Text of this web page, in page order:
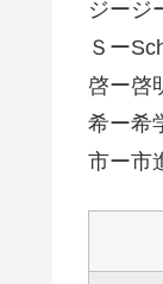
ジージ
Ｓー
啓ー啓
希ー希
市ー市